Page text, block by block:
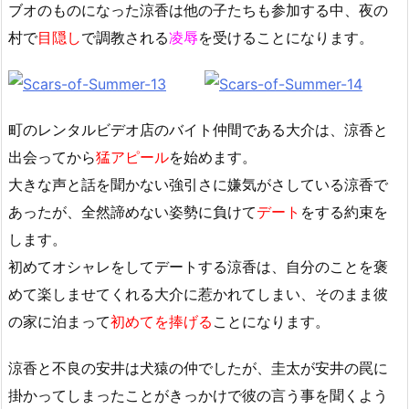
ブオのものになった涼香は他の子たちも参加する中、夜の
村で目隠しで調教される凌辱を受けることになります。
町のレンタルビデオ店のバイト仲間である大介は、涼香と
出会ってから猛アピールを始めます。
大きな声と話を聞かない強引さに嫌気がさしている涼香で
あったが、全然諦めない姿勢に負けてデート をする約束を
します。
初めてオシャレをしてデートする涼香は、自分のことを褒
めて楽しませてくれる大介に惹かれてしまい、そのまま彼
の家に泊まって初めてを捧げる ことになります。
涼香と不良の安井は犬猿の仲でしたが、圭太が安井の罠に
掛かってしまったことがきっかけで彼の言う事を聞くよう